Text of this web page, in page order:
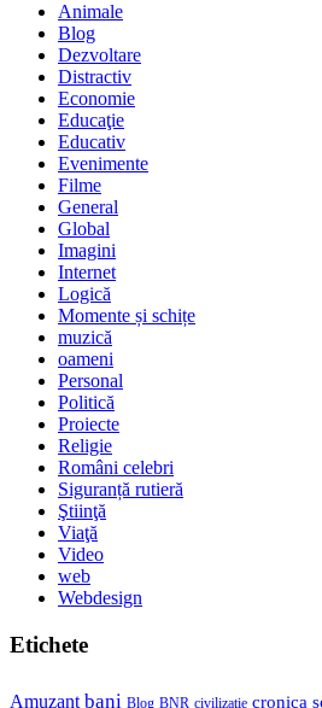
Animale
Blog
Dezvoltare
Distractiv
Economie
Educaţie
Educativ
Evenimente
Filme
General
Global
Imagini
Internet
Logică
Momente și schițe
muzică
oameni
Personal
Politică
Proiecte
Religie
Români celebri
Siguranță rutieră
Ştiinţă
Viaţă
Video
web
Webdesign
Etichete
Amuzant bani Blog BNR civilizaţie cronica